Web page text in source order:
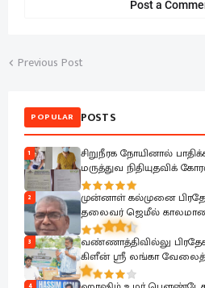
Post a
Previous Post
POPULAR POSTS
1
சிறுநீரக நோயினால்
மருத்துவ நிதியுதவிக்
2
முன்னாள் கல்முனை
தலைவர் ஜெமீல்
3
வண்ணாத்திவில்லு
கிளீன் ஸ்ரீ லங்கா